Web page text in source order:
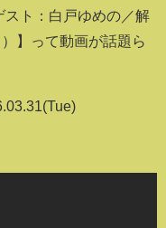
スト：白戸ゆめの／解
】って動画が話題ら